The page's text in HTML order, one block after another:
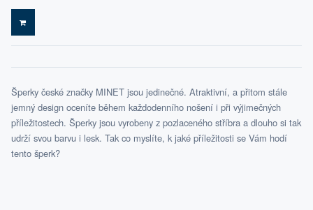
DO KOŠÍKU
Šperky české značky MINET jsou jedinečné. Atraktivní, a přitom stále
jemný design oceníte během každodenního nošení i při výjimečných
příležitostech. Šperky jsou vyrobeny z pozlaceného stříbra a dlouho si tak
udrží svou barvu i lesk. Tak co myslíte, k jaké příležitosti se Vám hodí
tento šperk?